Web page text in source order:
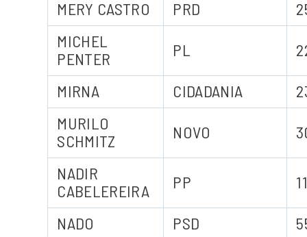
MERY CASTRO PRD
MICHEL
PENTER
PL
MIRNA CIDADANIA
MURILO
SCHMITZ
NOVO
NADIR
CABELEREIRA
PP
NADO PSD